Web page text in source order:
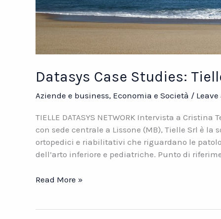
Datasys Case Studies:
Aziende e business, Economia e Società /
TIELLE DATASYS NETWORK Intervista a
con sede centrale a Lissone (MB), Tielle Srl è
ortopedici e riabilitativi che riguardano le
dell’arto inferiore e pediatriche. Punto di
Datasys
Read More »